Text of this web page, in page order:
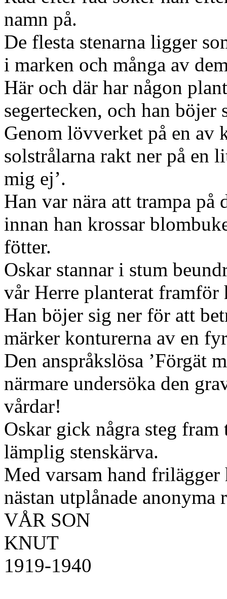
namn på.
De flesta stenarna ligger
i marken och många av
Här och där har någon
segertecken, och han böjer
Genom lövverket på en av
solstrålarna rakt ner på en
mig ej’.
Han var nära att trampa på
innan han krossar
fötter.
Oskar stannar i stum
vår Herre planterat framför
Han böjer sig ner för att
märker konturerna av en
Den anspråkslösa ’Förgät
närmare undersöka den
vårdar!
Oskar gick några steg
lämplig stenskärva.
Med varsam hand frilägger
nästan utplånade anonyma
VÅR SON
KNUT
1919-1940